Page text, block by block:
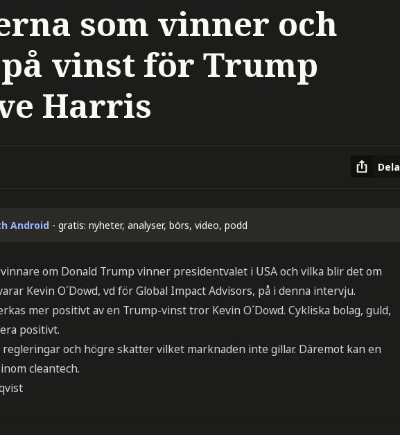
som vinner och
vinst för Trump
Harris
Dela
Android - gratis: nyheter, analyser, börs, video, podd
om Donald Trump vinner presidentvalet i USA och vilka blir det om
Kevin O´Dowd, vd för Global Impact Advisors, på i denna intervju.
mer positivt av en Trump-vinst tror Kevin O´Dowd. Cykliska bolag, guld,
positivt.
och högre skatter vilket marknaden inte gillar. Däremot kan en
cleantech.